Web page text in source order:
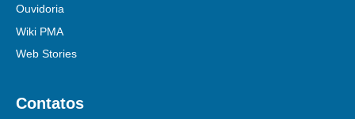
Ouvidoria
Wiki PMA
Web Stories
Contatos